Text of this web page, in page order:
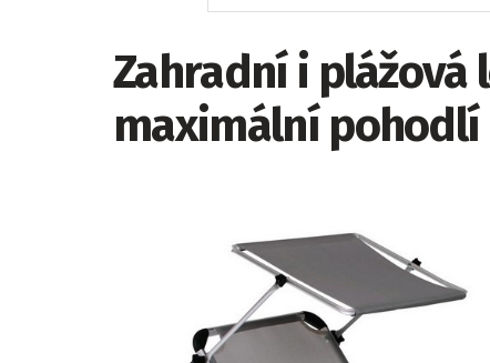
Zahradní i plážová
maximální pohodlí